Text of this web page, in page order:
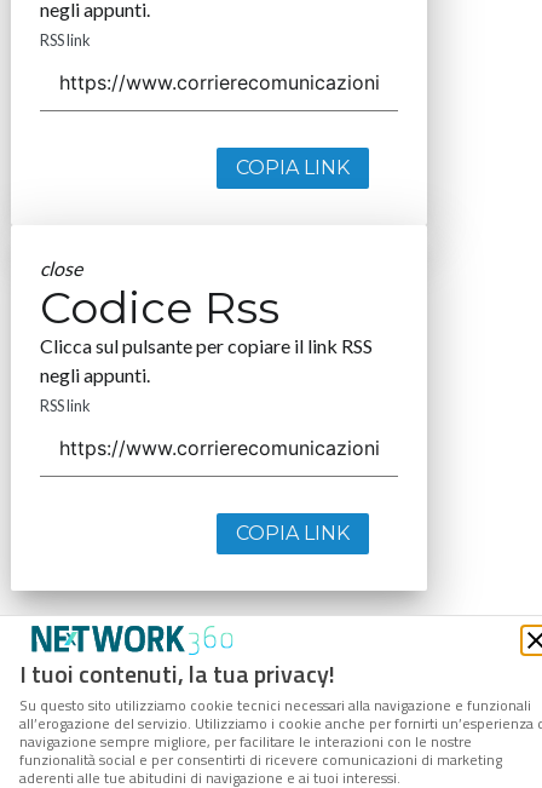
I tuoi contenuti, la tua privacy!
Su questo sito utilizziamo cookie tecnici necessari alla navigazione e funzionali
all’erogazione del servizio. Utilizziamo i cookie anche per fornirti un’esperienza
navigazione sempre migliore, per facilitare le interazioni con le nostre
funzionalità social e per consentirti di ricevere comunicazioni di marketing
aderenti alle tue abitudini di navigazione e ai tuoi interessi.
negli appunti.
RSS link
COPIA LINK
close
Codice Rss
Clicca sul pulsante per copiare il link RSS
negli appunti.
RSS link
COPIA LINK